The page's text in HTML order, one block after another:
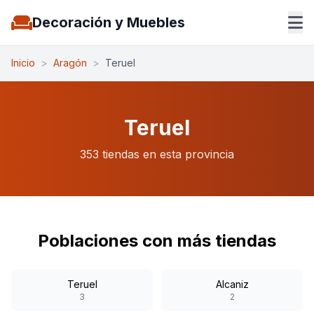
Decoración y Muebles
Inicio > Aragón > Teruel
Teruel
353 tiendas en esta provincia
Poblaciones con más tiendas
Teruel
3
Alcaniz
2